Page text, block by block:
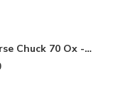
Chuck 70 Ox -